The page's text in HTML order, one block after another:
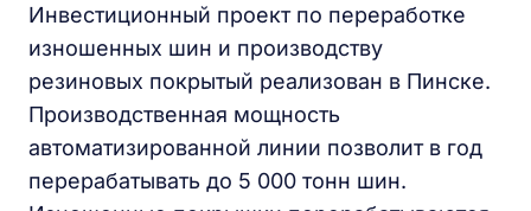
Инвестиционный проект по переработке
изношенных шин и производству
резиновых покрытый реализован в Пинске.
Производственная мощность
автоматизированной линии позволит в год
перерабатывать до 5 000 тонн шин.